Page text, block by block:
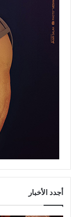
أجدد الأخبار